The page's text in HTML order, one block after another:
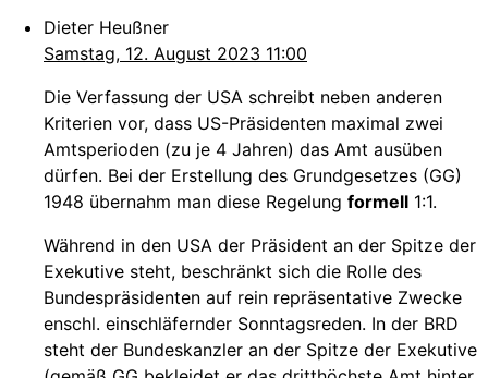
Dieter Heußner
Samstag, 12. August 2023 11:00
Die Verfassung der USA schreibt neben anderen
Kriterien vor, dass US-Präsidenten maximal zwei
Amtsperioden (zu je 4 Jahren) das Amt ausüben
dürfen. Bei der Erstellung des Grundgesetzes (GG)
1948 übernahm man diese Regelung formell 1:1.
Während in den USA der Präsident an der Spitze der
Exekutive steht, beschränkt sich die Rolle des
Bundespräsidenten auf rein repräsentative Zwecke
enschl. einschläfernder Sonntagsreden. In der BRD
steht der Bundeskanzler an der Spitze der Exekutive